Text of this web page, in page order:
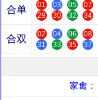
合单 01 03 05 07
29
30 32 34
合双 02 04 06 08
31
33 35 37
家禽：